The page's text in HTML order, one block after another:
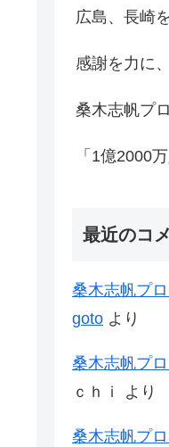
広島、長崎
感謝を力に
桑木志帆プ
「1億2000
最近のコ
桑木志帆プ
goto より
桑木志帆プ
ｃｈｉ
より
桑木志帆プ